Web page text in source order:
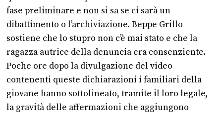
fase preliminare e non si sa se ci sarà un
dibattimento o l’archiviazione. Beppe Grillo
sostiene che lo stupro non c’è mai stato e che la
ragazza autrice della denuncia era consenziente.
Poche ore dopo la divulgazione del video
contenenti queste dichiarazioni i familiari della
giovane hanno sottolineato, tramite il loro legale,
la gravità delle affermazioni che aggiungono